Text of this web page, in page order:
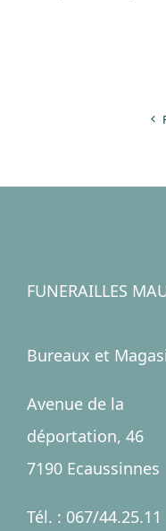
FUNERAILLES
Bureaux et
Avenue de la
déportation, 46
7190 Ecaussinnes
Tél. : 067/44.25.11
Salles